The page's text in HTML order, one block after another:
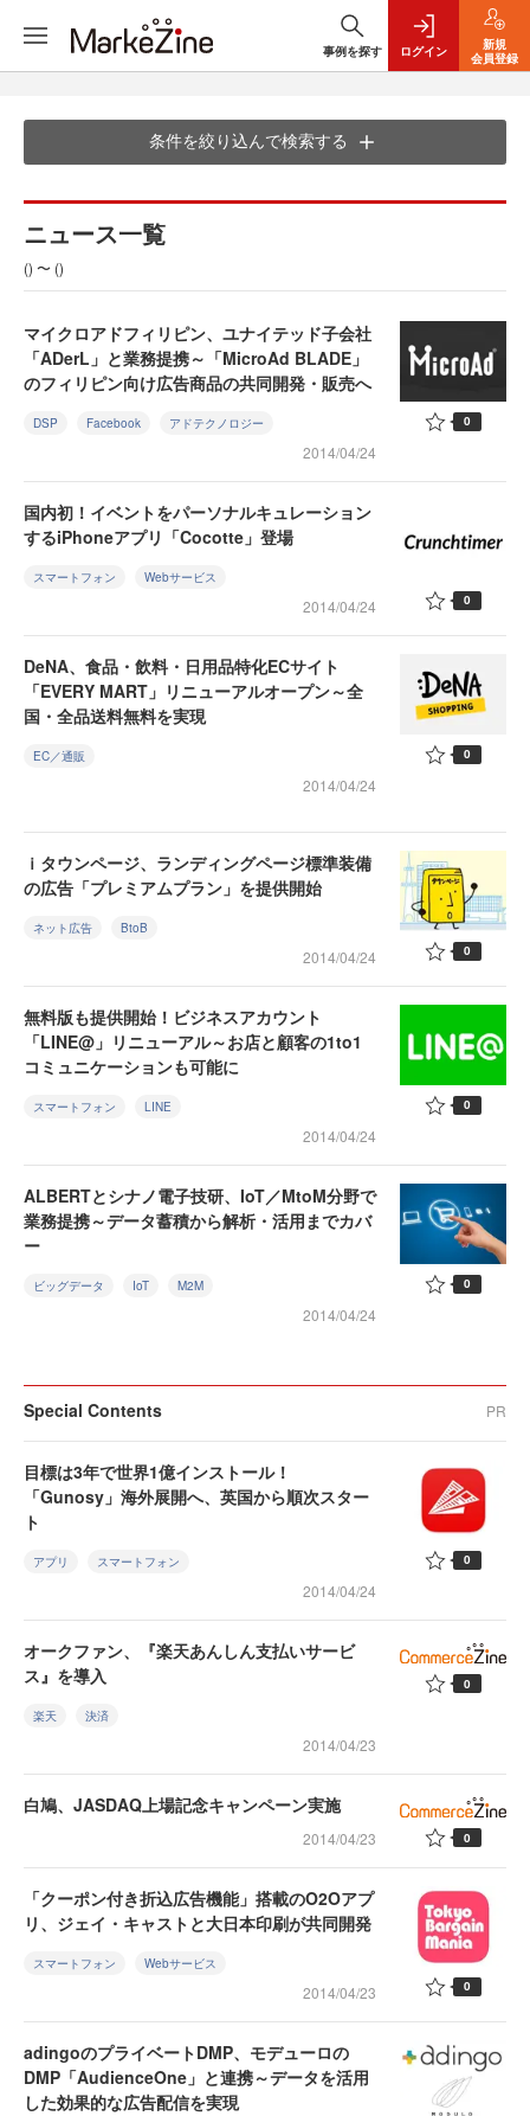
事例を探す ログイン
新規
会員登録
条件を絞り込んで検索する
ニュース一覧
() 〜 ()
マイクロアドフィリピン、ユナイテッド子会社
「ADerL」と業務提携～「MicroAd BLADE」
のフィリピン向け広告商品の共同開発・販売へ
DSP Facebook アドテクノロジー
2014/04/24
0
国内初！イベントをパーソナルキュレーション
するiPhoneアプリ「Cocotte」登場
スマートフォン Webサービス
2014/04/24 0
DeNA、食品・飲料・日用品特化ECサイト
「EVERY MART」リニューアルオープン～全
国・全品送料無料を実現
EC／通販
2014/04/24
0
ｉタウンページ、ランディングページ標準装備
の広告「プレミアムプラン」を提供開始
ネット広告 BtoB
2014/04/24 0
無料版も提供開始！ビジネスアカウント
「LINE@」リニューアル～お店と顧客の1to1
コミュニケーションも可能に
スマートフォン LINE
2014/04/24
0
ALBERTとシナノ電子技研、IoT／MtoM分野で
業務提携～データ蓄積から解析・活用までカバ
ー
ビッグデータ IoT M2M
2014/04/24
0
Special Contents PR
目標は3年で世界1億インストール！
「Gunosy」海外展開へ、英国から順次スター
ト
アプリ スマートフォン
2014/04/24
0
オークファン、『楽天あんしん支払いサービ
ス』を導入
楽天 決済
2014/04/23
0
白鳩、JASDAQ上場記念キャンペーン実施
2014/04/23 0
「クーポン付き折込広告機能」搭載のO2Oアプ
リ、ジェイ・キャストと大日本印刷が共同開発
スマートフォン Webサービス
2014/04/23 0
adingoのプライベートDMP、モデューロの
DMP「AudienceOne」と連携～データを活用
した効果的な広告配信を実現